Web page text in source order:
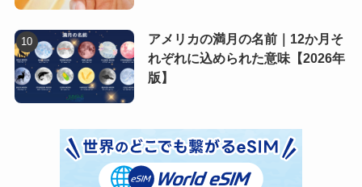
アメリカの満月の名前｜12か月そ
れぞれに込められた意味【2026年
版】